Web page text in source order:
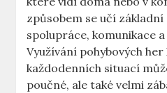
způsobem se učí
spolupráce, komunikace
Využívání pohybových
každodenních situací
poučné, ale také velmi